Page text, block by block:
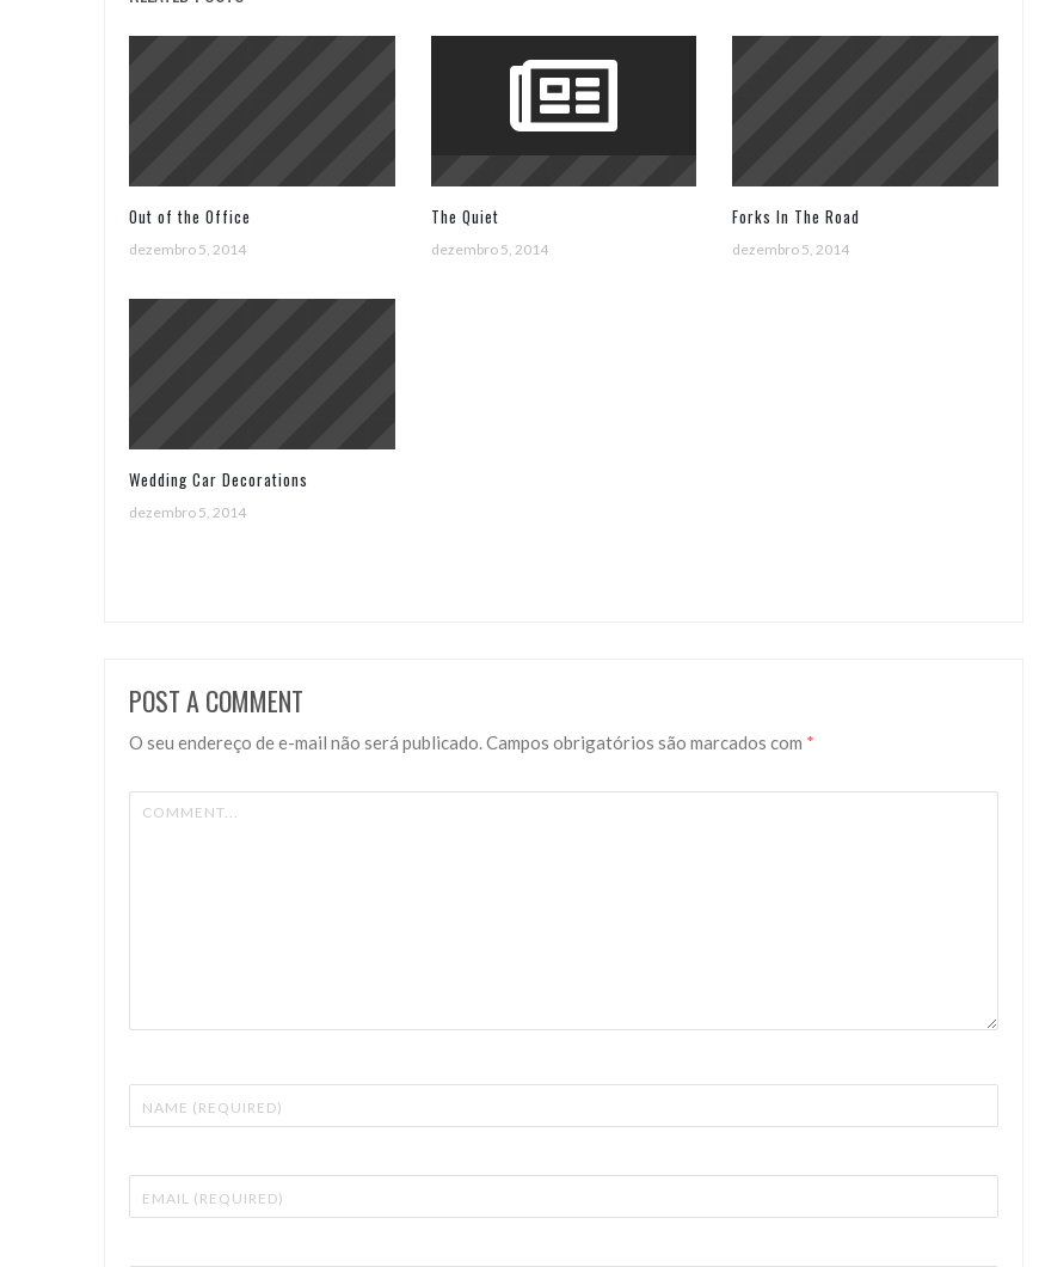
Out of the Office
dezembro 5, 2014
The Quiet
dezembro 5, 2014
Forks In The Road
dezembro 5, 2014
Wedding Car Decorations
dezembro 5, 2014
POST A COMMENT
O seu endereço de e-mail não será publicado.Campos obrigatórios são marcados com *